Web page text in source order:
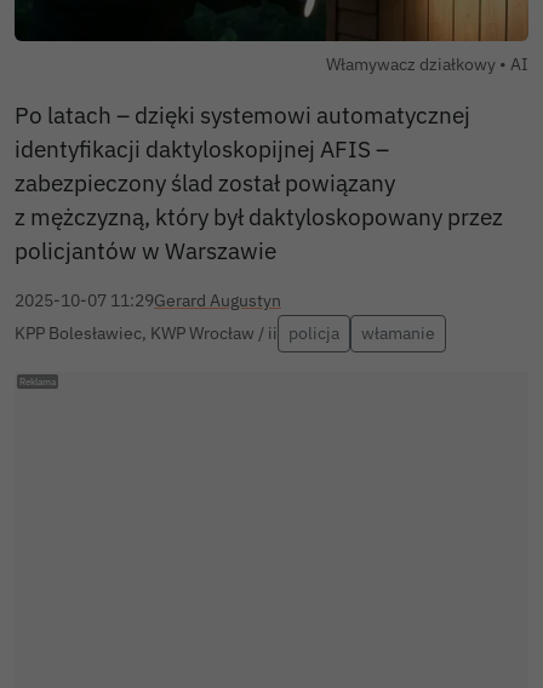
Włamywacz działkowy • AI
Po latach – dzięki systemowi automatycznej
identyfikacji daktyloskopijnej AFIS –
zabezpieczony ślad został powiązany
z mężczyzną, który był daktyloskopowany przez
policjantów w Warszawie
2025-10-07 11:29Gerard Augustyn
KPP Bolesławiec, KWP Wrocław / ii
policja włamanie